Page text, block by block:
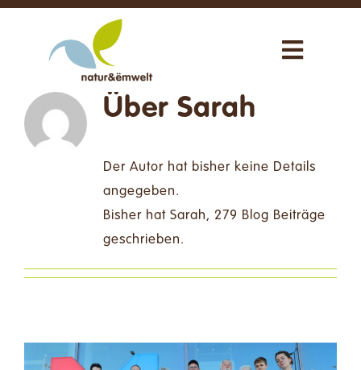
Zum
springen
Toggle
Spenden
Über Sarah
Der Autor hat bisher keine Details
angegeben.
Bisher hat Sarah, 279 Blog Beiträge
geschrieben.